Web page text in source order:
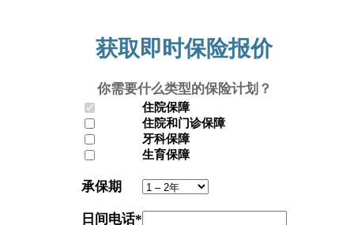
获取即时保险报价
你需要什么类型的保险计划？
住院保障
住院和门诊保障
牙科保障
生育保障
承保期
日间电话*